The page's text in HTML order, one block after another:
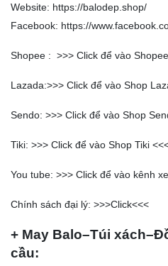
Website: https://balodep.shop/
Facebook: https://
Shopee : >>> Click để vào
Lazada:>>> Click để vào Shop
Sendo: >>> Click để vào Shop
Tiki: >>> Click để vào Shop Tiki
You tube: >>> Click để vào kênh
Chính sách đại lý: >>>Click<<<
+ May Balo–Túi
cầu: